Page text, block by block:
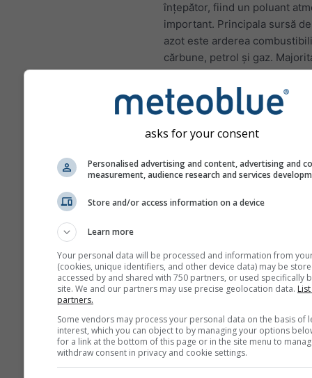
înțepător, fiind un poluant
important. Principala sursă
azot este arderea
cărbune, petrol și gaz.
dioxidului de azot din orașe
gazele de eșapament ale
Dioxidul de azot este un
contribuie la formarea
poate avea efecte
sănătății umane.
NO₂ inflamează mucoasa
NO₂ provoacă probleme
respirația șuierătoare,
răcelile, gripa și bronșita
Pentru Europa, meteogramul
a aerului include un al
care afișează prognoza de
Sankt Gallenkirch.
asks for your consent
Personalised advertising and content, advertising and
measurement, audience research and services
Store and/or access information on a device
Learn more
Your personal data will be processed and information from
(cookies, unique identifiers, and other device data) may be
accessed by and shared with 750 partners, or used specifically
site. We and our partners may use precise geolocation data.
partners.
Some vendors may process your personal data on the basis of
interest, which you can object to by managing your options
for a link at the bottom of this page or in the site menu to
withdraw consent in privacy and cookie settings.